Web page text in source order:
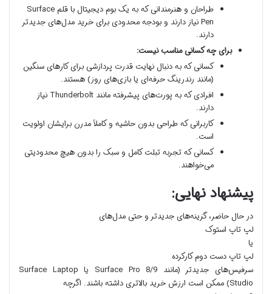
طراحان و هنرمندانی که به یک بوم دیجیتال با قلم Surface
Pen نیاز دارند و بودجه محدودی برای خرید مدل‌های جدیدتر
دارند.
برای چه کسانی مناسب نیست:
کسانی که به دنبال نهایت قدرت پردازشی برای کارهای سنگین
(مانند رندرینگ حرفه‌ای یا بازی‌های روز) هستند.
افرادی که به پورت‌های پیشرفته مانند Thunderbolt نیاز
دارند.
کاربرانی که طراحی بدون حاشیه و کاملاً مدرن برایشان اولویت
است.
کسانی که تجربه تبلت کامل و سبک را بدون هیچ محدودیتی
می‌خواهند.
پیشنهاد نهایی:
در حال حاضر، گزینه‌های جدیدتر و حتی مدل‌های
لپ تاپ استوک
یا
لپ تاپ دست دوم کارکرده
سرفیس‌های جدیدتر (مانند Surface Pro 8/9 یا Surface Laptop
Studio) ممکن است ارزش خرید بالاتری داشته باشند. اگرچه